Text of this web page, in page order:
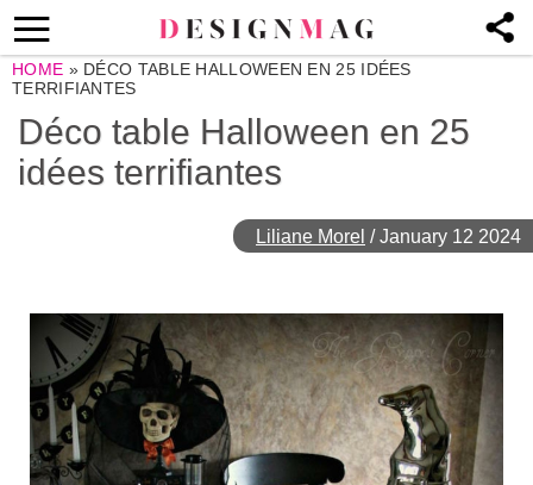
HOME » DÉCO TABLE HALLOWEEN EN 25 IDÉES
TERRIFIANTES
Déco table Halloween en 25
idées terrifiantes
Liliane Morel /January 12 2024